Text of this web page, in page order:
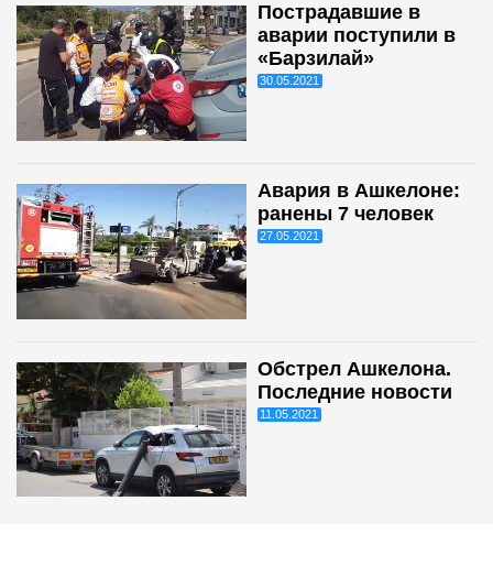
Пострадавшие в
аварии поступили в
«Барзилай»
30.05.2021
Авария в Ашкелоне:
ранены 7 человек
27.05.2021
Обстрел Ашкелона.
Последние новости
11.05.2021